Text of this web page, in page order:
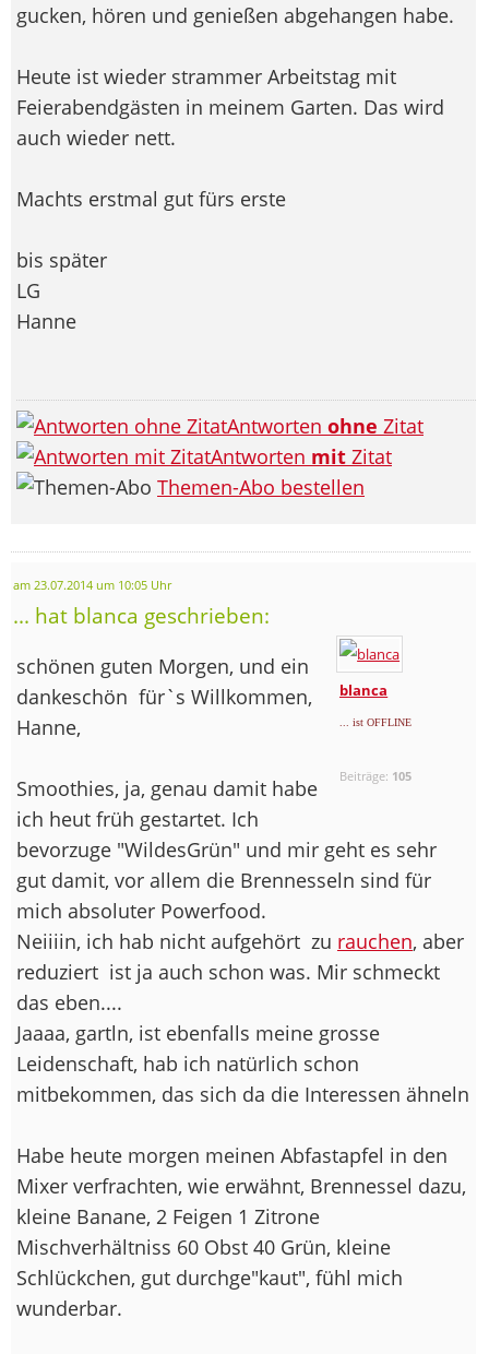
gucken, hören und genießen abgehangen habe.
Heute ist wieder strammer Arbeitstag mit
Feierabendgästen in meinem Garten. Das wird
auch wieder nett.
Machts erstmal gut fürs erste
bis später
LG
Hanne
Antworten ohne Zitat
Antworten mit Zitat
Themen-Abo bestellen
am 23.07.2014 um 10:05 Uhr
... hat blanca geschrieben:
blanca
... ist OFFLINE
Beiträge: 105
schönen guten Morgen, und ein
dankeschön für`s Willkommen,
Hanne,
Smoothies, ja, genau damit habe
ich heut früh gestartet. Ich
bevorzuge "WildesGrün" und mir geht es sehr
gut damit, vor allem die Brennesseln sind für
mich absoluter Powerfood.
Neiiiin, ich hab nicht aufgehört zu rauchen, aber
reduziert ist ja auch schon was. Mir schmeckt
das eben....
Jaaaa, gartln, ist ebenfalls meine grosse
Leidenschaft, hab ich natürlich schon
mitbekommen, das sich da die Interessen ähneln
Habe heute morgen meinen Abfastapfel in den
Mixer verfrachten, wie erwähnt, Brennessel dazu,
kleine Banane, 2 Feigen 1 Zitrone
Mischverhältniss 60 Obst 40 Grün, kleine
Schlückchen, gut durchge"kaut", fühl mich
wunderbar.